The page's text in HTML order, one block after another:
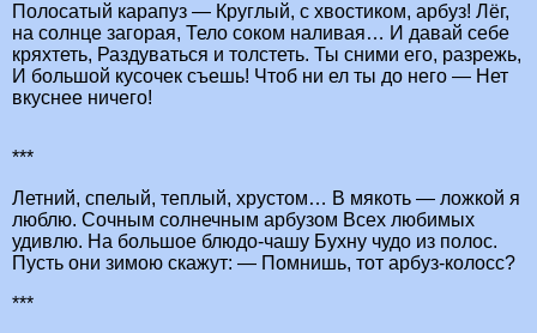
Полосатый карапуз — Круглый, с хвостиком, арбуз! Лёг,
на солнце загорая, Тело соком наливая… И давай себе
кряхтеть, Раздуваться и толстеть. Ты сними его, разрежь,
И большой кусочек съешь! Чтоб ни ел ты до него — Нет
вкуснее ничего!
***
Летний, спелый, теплый, хрустом… В мякоть — ложкой я
люблю. Сочным солнечным арбузом Всех любимых
удивлю. На большое блюдо-чашу Бухну чудо из полос.
Пусть они зимою скажут: — Помнишь, тот арбуз-колосс?
***